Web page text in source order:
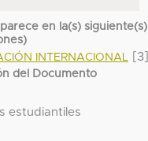
en la(s) siguiente(s)
INTERNACIONAL
[3]
del Documento
estudiantiles